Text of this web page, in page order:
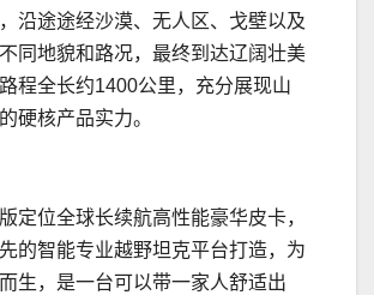
沿途途经沙漠、无人区、戈壁以及
同地貌和路况，最终到达辽阔壮美
程全长约1400公里，充分展现山
硬核产品实力。
定位全球长续航高性能豪华皮卡，
的智能专业越野坦克平台打造，为
生，是一台可以带一家人舒适出